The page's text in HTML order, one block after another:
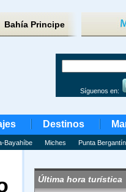
Bahía Principe
Síguenos en:
Destinos
Bayahíbe Miches Punta Bergantín
Última hora turística